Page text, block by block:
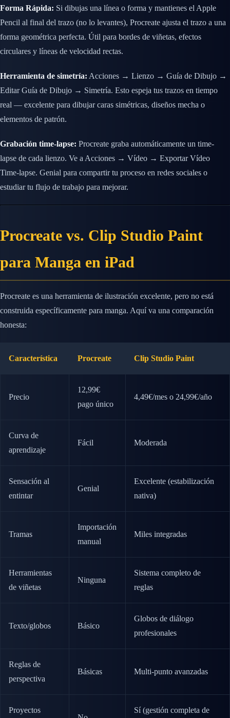
Forma Rápida: Si dibujas una línea o forma y mantienes el Apple
Pencil al final del trazo (no lo levantes), Procreate ajusta el trazo a una
forma geométrica perfecta. Útil para bordes de viñetas, efectos
circulares y líneas de velocidad rectas.
Herramienta de simetría: Acciones → Lienzo → Guía de Dibujo →
Editar Guía de Dibujo → Simetría. Esto espeja tus trazos en tiempo
real — excelente para dibujar caras simétricas, diseños mecha o
elementos de patrón.
Grabación time-lapse: Procreate graba automáticamente un time-
lapse de cada lienzo. Ve a Acciones → Vídeo → Exportar Vídeo
Time-lapse. Genial para compartir tu proceso en redes sociales o
estudiar tu flujo de trabajo para mejorar.
Procreate vs. Clip Studio Paint
para Manga en iPad
Procreate es una herramienta de ilustración excelente, pero no está
construida específicamente para manga. Aquí va una comparación
honesta:
Característica Procreate Clip Studio Paint
Precio
12,99€
pago único
4,49€/mes o 24,99€/año
Curva de
aprendizaje
Fácil Moderada
Sensación al
entintar
Genial
Excelente (estabilización
nativa)
Tramas
Importación
manual
Miles integradas
Herramientas
de viñetas
Ninguna
Sistema completo de
reglas
Texto/globos Básico
Globos de diálogo
profesionales
Reglas de
perspectiva
Básicas Multi-punto avanzadas
Proyectos
Sí (gestión completa de